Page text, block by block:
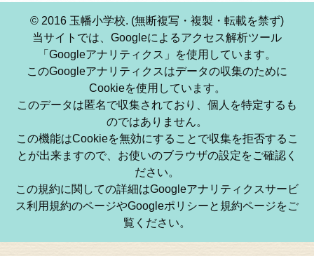
© 2016 玉幡小学校. (無断複写・複製・転載を禁ず)
当サイトでは、Googleによるアクセス解析ツール
「Googleアナリティクス」を使用しています。
このGoogleアナリティクスはデータの収集のために
Cookieを使用しています。
このデータは匿名で収集されており、個人を特定するも
のではありません。
この機能はCookieを無効にすることで収集を拒否するこ
とが出来ますので、お使いのブラウザの設定をご確認く
ださい。
この規約に関しての詳細はGoogleアナリティクスサービ
ス利用規約のページやGoogleポリシーと規約ページをご
覧ください。